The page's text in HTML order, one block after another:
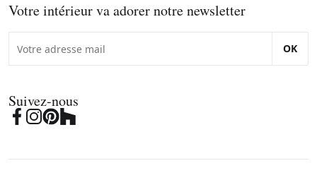
Votre intérieur va adorer notre newsletter
OK
Suivez-nous